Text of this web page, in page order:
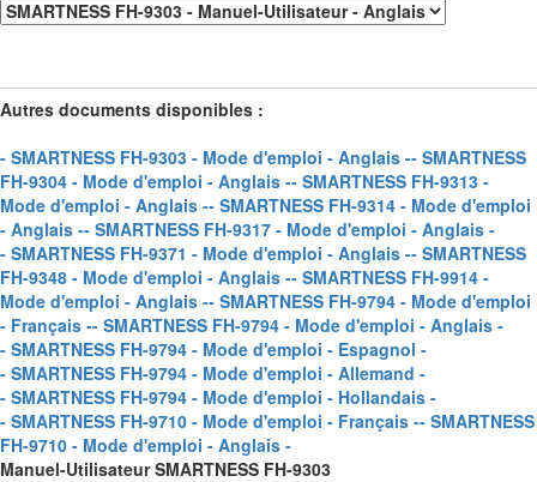
Autres documents disponibles :
- SMARTNESS FH-9303 - Mode d'emploi - Anglais -- SMARTNESS
FH-9304 - Mode d'emploi - Anglais -- SMARTNESS FH-9313 -
Mode d'emploi - Anglais -- SMARTNESS FH-9314 - Mode d'emploi
- Anglais -- SMARTNESS FH-9317 - Mode d'emploi - Anglais -
- SMARTNESS FH-9371 - Mode d'emploi - Anglais -- SMARTNESS
FH-9348 - Mode d'emploi - Anglais -- SMARTNESS FH-9914 -
Mode d'emploi - Anglais -- SMARTNESS FH-9794 - Mode d'emploi
- Français -- SMARTNESS FH-9794 - Mode d'emploi - Anglais -
- SMARTNESS FH-9794 - Mode d'emploi - Espagnol -
- SMARTNESS FH-9794 - Mode d'emploi - Allemand -
- SMARTNESS FH-9794 - Mode d'emploi - Hollandais -
- SMARTNESS FH-9710 - Mode d'emploi - Français -- SMARTNESS
FH-9710 - Mode d'emploi - Anglais -
Manuel-Utilisateur SMARTNESS FH-9303